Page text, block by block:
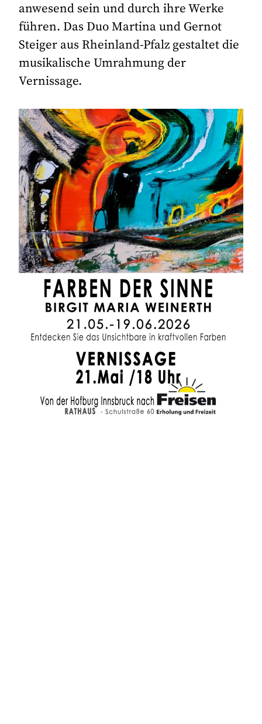
anwesend sein und durch ihre Werke
führen. Das Duo Martina und Gernot
Steiger aus Rheinland-Pfalz gestaltet die
musikalische Umrahmung der
Vernissage.